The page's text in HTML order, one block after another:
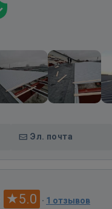
Эл. почта
5.0 · 1 отзывов